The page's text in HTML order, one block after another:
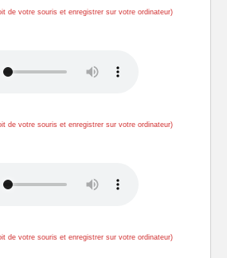
de votre souris et enregistrer sur votre ordinateur)
de votre souris et enregistrer sur votre ordinateur)
de votre souris et enregistrer sur votre ordinateur)